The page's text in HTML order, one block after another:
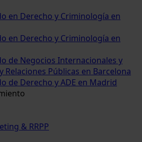
en Derecho y Criminología en
en Derecho y Criminología en
de Negocios Internacionales y
Relaciones Públicas en Barcelona
de Derecho y ADE en Madrid
& RRPP